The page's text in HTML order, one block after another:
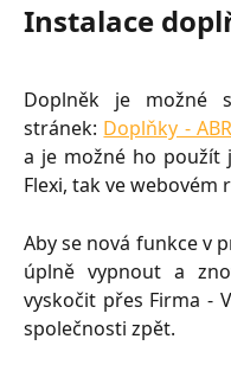
Instalace
Doplněk je možné
stránek: Doplňky -
a je možné ho použít
Flexi, tak ve webovém
Aby se nová funkce v
úplně vypnout a
vyskočit přes Firma -
společnosti zpět.